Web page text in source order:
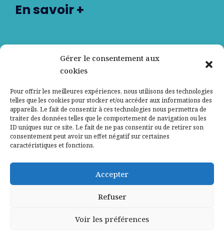
Gérer le consentement aux
cookies
Pour offrir les meilleures expériences, nous utilisons des technologies
telles que les cookies pour stocker et/ou accéder aux informations des
appareils. Le fait de consentir à ces technologies nous permettra de
traiter des données telles que le comportement de navigation ou les
ID uniques sur ce site. Le fait de ne pas consentir ou de retirer son
consentement peut avoir un effet négatif sur certaines
caractéristiques et fonctions.
Accepter
Refuser
Voir les préférences
En savoir +
Contactez-nous
Mentions légales